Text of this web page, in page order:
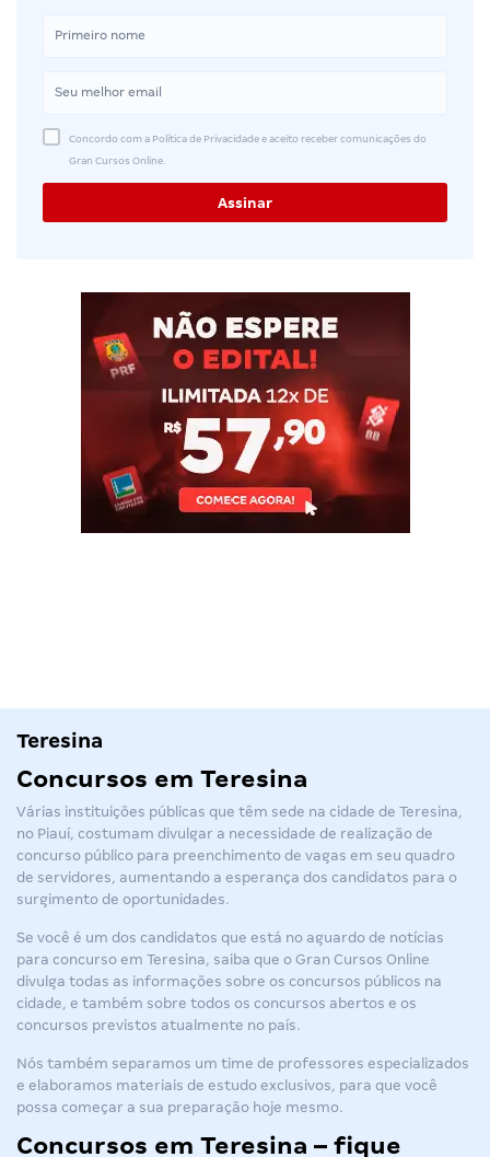
Concordo com a Política de Privacidade e aceito receber comunicações do
Gran Cursos Online.
Teresina
Concursos em Teresina
Várias instituições públicas que têm sede na cidade de Teresina,
no Piauí, costumam divulgar a necessidade de realização de
concurso público para preenchimento de vagas em seu quadro
de servidores, aumentando a esperança dos candidatos para o
surgimento de oportunidades.
Se você é um dos candidatos que está no aguardo de notícias
para concurso em Teresina, saiba que o Gran Cursos Online
divulga todas as informações sobre os concursos públicos na
cidade, e também sobre todos os concursos abertos e os
concursos previstos atualmente no país.
Nós também separamos um time de professores especializados
e elaboramos materiais de estudo exclusivos, para que você
possa começar a sua preparação hoje mesmo.
Concursos em Teresina – fique